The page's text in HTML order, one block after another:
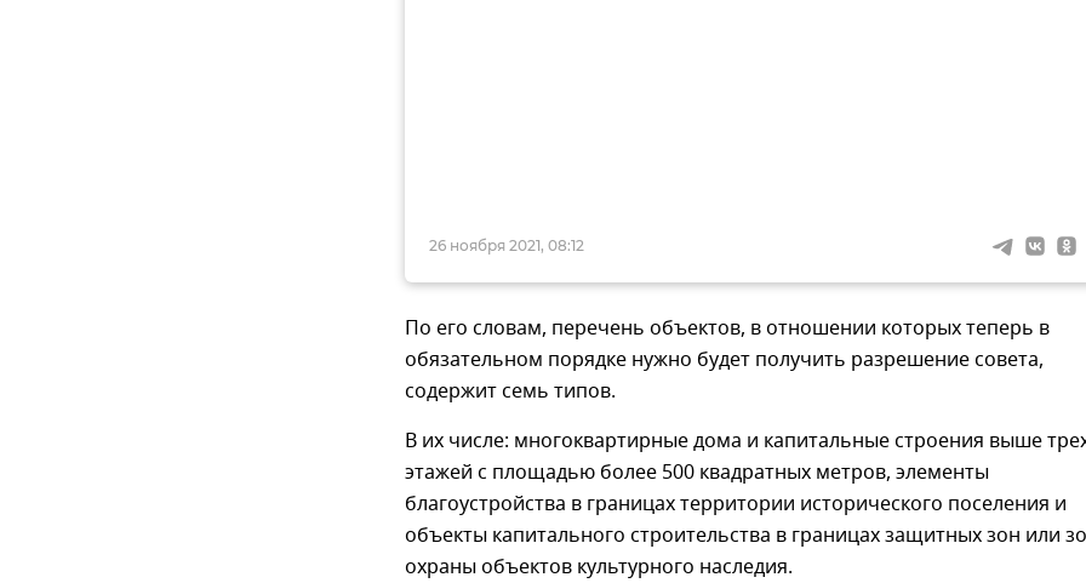
26 ноября 2021, 08:12
По его словам, перечень объектов, в отношении которых теперь в
обязательном порядке нужно будет получить разрешение совета,
содержит семь типов.
В их числе: многоквартирные дома и капитальные строения выше
этажей с площадью более 500 квадратных метров, элементы
благоустройства в границах территории исторического поселения и
объекты капитального строительства в границах защитных зон или
охраны объектов культурного наследия.